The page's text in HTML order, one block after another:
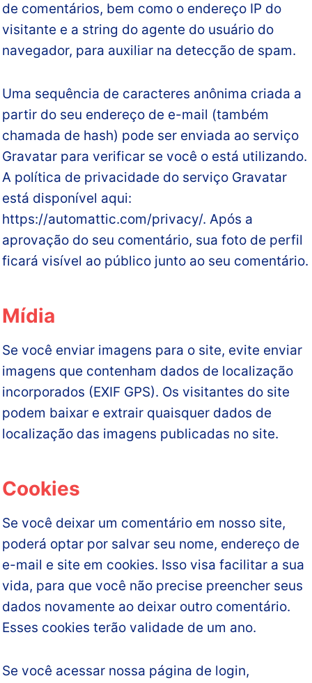
de comentários, bem como o endereço IP do
visitante e a string do agente do usuário do
navegador, para auxiliar na detecção de spam.
Uma sequência de caracteres anônima criada a
partir do seu endereço de e-mail (também
chamada de hash) pode ser enviada ao serviço
Gravatar para verificar se você o está utilizando.
A política de privacidade do serviço Gravatar
está disponível aqui:
https://automattic.com/privacy/. Após a
aprovação do seu comentário, sua foto de perfil
ficará visível ao público junto ao seu comentário.
Mídia
Se você enviar imagens para o site, evite enviar
imagens que contenham dados de localização
incorporados (EXIF GPS). Os visitantes do site
podem baixar e extrair quaisquer dados de
localização das imagens publicadas no site.
Cookies
Se você deixar um comentário em nosso site,
poderá optar por salvar seu nome, endereço de
e-mail e site em cookies. Isso visa facilitar a sua
vida, para que você não precise preencher seus
dados novamente ao deixar outro comentário.
Esses cookies terão validade de um ano.
Se você acessar nossa página de login,